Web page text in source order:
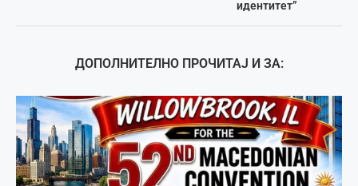
идентитет”
ДОПОЛНИТЕЛНО ПРОЧИТАЈ И ЗА: